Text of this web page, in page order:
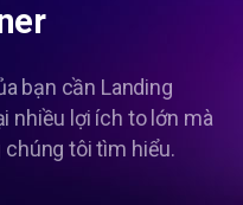
bạn cần Landing
nhiều lợi ích to lớn mà
chúng tôi tìm hiểu.